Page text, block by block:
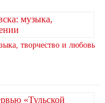
творчество и любовь